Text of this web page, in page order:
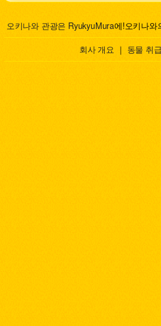
오키나와 관광은 RyukyuMura에!오키나와
회사 개요 ｜ 동물 취